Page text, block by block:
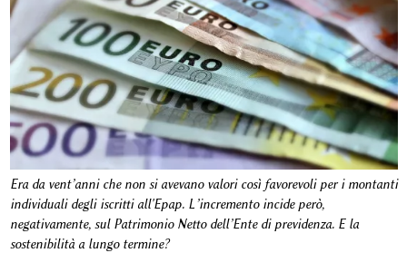
Era da vent’anni che non si avevano valori così favorevoli per i montanti
individuali degli iscritti all'Epap. L’incremento incide però,
negativamente, sul Patrimonio Netto dell’Ente di previdenza. E la
sostenibilità a lungo termine?